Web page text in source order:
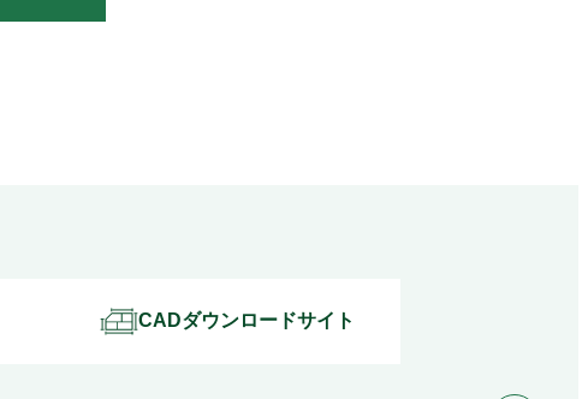
CADダウンロードサイト